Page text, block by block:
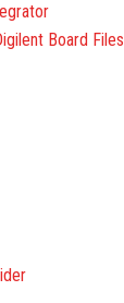
Board Files